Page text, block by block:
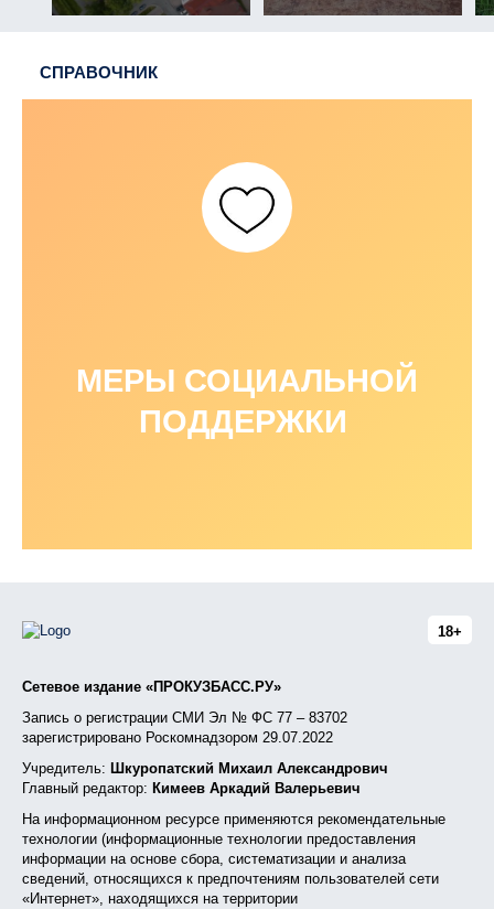
СПРАВОЧНИК
МЕРЫ СОЦИАЛЬНОЙ
ПОДДЕРЖКИ
18+
Сетевое издание «ПРОКУЗБАСС.РУ»
Запись о регистрации СМИ Эл № ФС 77 – 83702
зарегистрировано Роскомнадзором 29.07.2022
Учредитель: Шкуропатский Михаил Александрович
Главный редактор: Кимеев Аркадий Валерьевич
На информационном ресурсе применяются рекомендательные
технологии (информационные технологии предоставления
информации на основе сбора, систематизации и анализа
сведений, относящихся к предпочтениям пользователей сети
«Интернет», находящихся на территории